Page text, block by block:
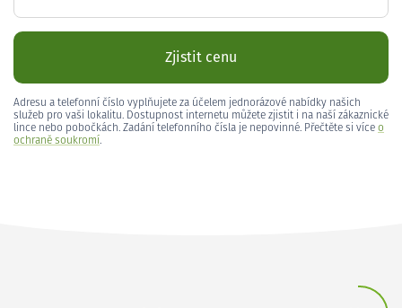
Zjistit cenu
Adresu a telefonní číslo vyplňujete za účelem jednorázové nabídky našich
služeb pro vaši lokalitu. Dostupnost internetu můžete zjistit i na naší zákaznické
lince nebo pobočkách. Zadání telefonního čísla je nepovinné. Přečtěte si více o
ochraně soukromí.